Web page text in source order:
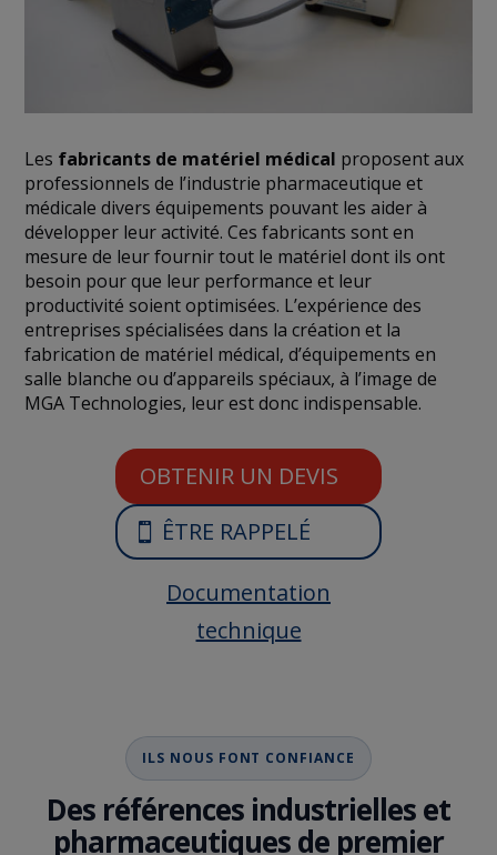
Les fabricants de matériel médical proposent aux
professionnels de l’industrie pharmaceutique et
médicale divers équipements pouvant les aider à
développer leur activité. Ces fabricants sont en
mesure de leur fournir tout le matériel dont ils ont
besoin pour que leur performance et leur
productivité soient optimisées. L’expérience des
entreprises spécialisées dans la création et la
fabrication de matériel médical, d’équipements en
salle blanche ou d’appareils spéciaux, à l’image de
MGA Technologies, leur est donc indispensable.
OBTENIR UN DEVIS
ÊTRE RAPPELÉ
Documentation
technique
ILS NOUS FONT CONFIANCE
Des références industrielles et
pharmaceutiques de premier